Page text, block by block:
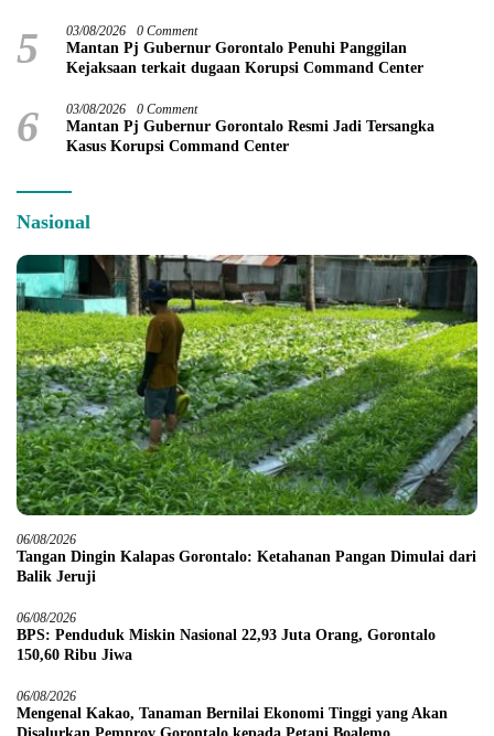
5 03/08/2026 0 Comment
Mantan Pj Gubernur Gorontalo Penuhi Panggilan
Kejaksaan terkait dugaan Korupsi Command Center
6 03/08/2026 0 Comment
Mantan Pj Gubernur Gorontalo Resmi Jadi Tersangka
Kasus Korupsi Command Center
Nasional
06/08/2026
Tangan Dingin Kalapas Gorontalo: Ketahanan Pangan Dimulai dari
Balik Jeruji
06/08/2026
BPS: Penduduk Miskin Nasional 22,93 Juta Orang, Gorontalo
150,60 Ribu Jiwa
06/08/2026
Mengenal Kakao, Tanaman Bernilai Ekonomi Tinggi yang Akan
Disalurkan Pemprov Gorontalo kepada Petani Boalemo